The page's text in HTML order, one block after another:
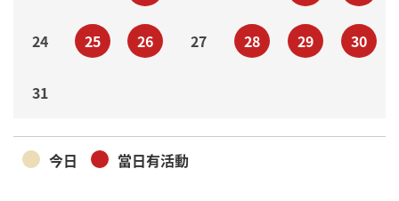
24 25 26 27 28 29 30
31
今日 當日有活動